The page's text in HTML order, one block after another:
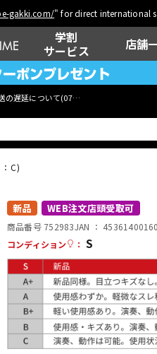
gakki.com/" for direct international
学割
サービス
店舗
の遅延について(07月29日
ウクレレ
その他楽器
レコーディン
グ機器
C)
新品 WEB注文店頭受取可
商品番号 752983JAN ：
コンディション
： S